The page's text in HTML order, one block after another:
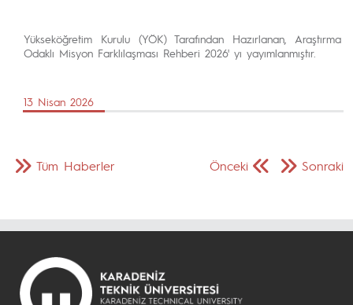
Yükseköğretim Kurulu (YÖK) Tarafından Hazırlanan, Araştırma
Odaklı Misyon Farklılaşması Rehberi 2026' yı yayımlanmıştır.
13 Nisan 2026
Önceki Sonraki
Tüm Haberler